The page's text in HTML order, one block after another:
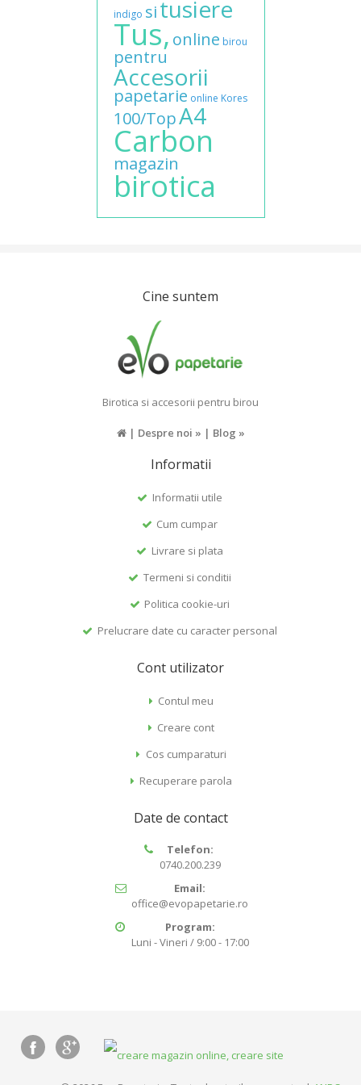
indigo situsiere
Tus, online birou
pentru
Accesorii
papetarie online Kores
100/TopA4
Carbon
magazin
birotica
Cine suntem
Birotica si accesorii pentru birou
| Despre noi » | Blog »
Informatii
Informatii utile
Cum cumpar
Livrare si plata
Termeni si conditii
Politica cookie-uri
Prelucrare date cu caracter personal
Cont utilizator
Contul meu
Creare cont
Cos cumparaturi
Recuperare parola
Date de contact
Telefon:
0740.200.239
Email:
office@evopapetarie.ro
Program:
Luni - Vineri / 9:00 - 17:00